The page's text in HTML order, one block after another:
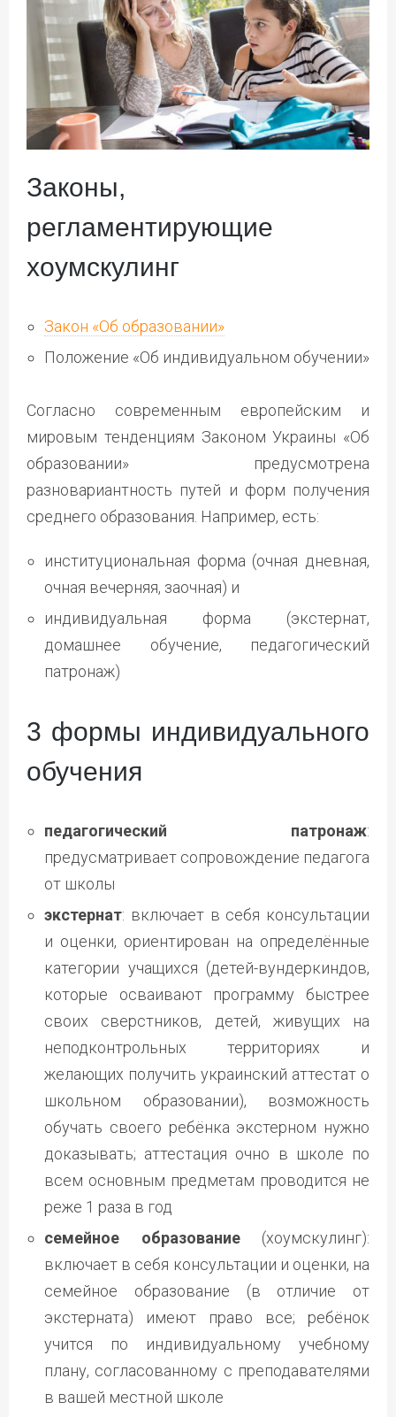
Законы,
регламентирующие
хоумскулинг
Закон «Об образовании»
Положение «Об индивидуальном обучении»
Согласно современным европейским и
мировым тенденциям Законом Украины «Об
образовании» предусмотрена
разновариантность путей и форм получения
среднего образования. Например, есть:
институциональная форма (очная дневная,
очная вечерняя, заочная) и
индивидуальная форма (экстернат,
домашнее обучение, педагогический
патронаж)
3 формы индивидуального
обучения
педагогический патронаж:
предусматривает сопровождение педагога
от школы
экстернат: включает в себя консультации
и оценки, ориентирован на определённые
категории учащихся (детей-вундеркиндов,
которые осваивают программу быстрее
своих сверстников, детей, живущих на
неподконтрольных территориях и
желающих получить украинский аттестат о
школьном образовании), возможность
обучать своего ребёнка экстерном нужно
доказывать; аттестация очно в школе по
всем основным предметам проводится не
реже 1 раза в год
семейное образование(хоумскулинг):
включает в себя консультации и оценки, на
семейное образование (в отличие от
экстерната) имеют право все; ребёнок
учится по индивидуальному учебному
плану, согласованному с преподавателями
в вашей местной школе